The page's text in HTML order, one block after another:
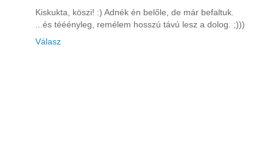
Kiskukta, köszi! :) Adnék én belőle, de már befaltuk.
...és tééényleg, remélem hosszú távú lesz a dolog. ;)))
Válasz